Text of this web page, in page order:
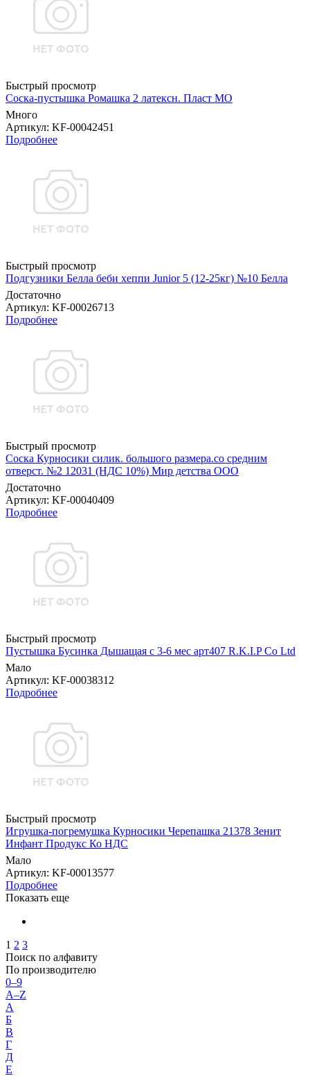
Быстрый просмотр
Соска-пустышка Ромашка 2 латексн. Пласт МО
Много
Артикул: KF-00042451
Подробнее
Быстрый просмотр
Подгузники Белла беби хеппи Junior 5 (12-25кг) №10 Белла
Достаточно
Артикул: KF-00026713
Подробнее
Быстрый просмотр
Соска Курносики силик. большого размера.со средним
отверст. №2 12031 (НДС 10%) Мир детства ООО
Достаточно
Артикул: KF-00040409
Подробнее
Быстрый просмотр
Пустышка Бусинка Дышащая с 3-6 мес арт407 R.K.I.P Co Ltd
Мало
Артикул: KF-00038312
Подробнее
Быстрый просмотр
Игрушка-погремушка Курносики Черепашка 21378 Зенит
Инфант Продукс Ко НДС
Мало
Артикул: KF-00013577
Подробнее
Показать еще
1 2 3
Поиск по алфавиту
По производителю
0–9
A–Z
А
Б
В
Г
Д
Е